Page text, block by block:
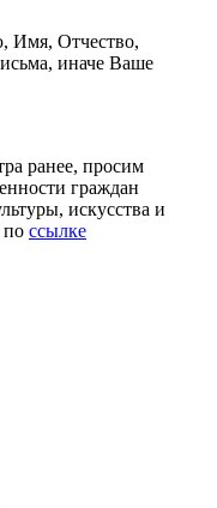
Имя, Отчество,
иначе Ваше
ранее, просим
граждан
искусства и
по ссылке